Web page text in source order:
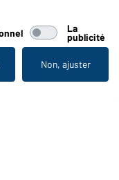
La
publicité
Non, ajuster